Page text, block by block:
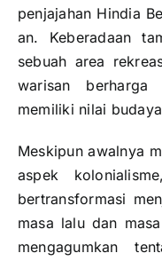
penjajahan Hindia
an. Keberadaan
sebuah area
warisan
memiliki nilai
Meskipun awalnya
aspek
bertransformasi
masa lalu dan
mengagumkan